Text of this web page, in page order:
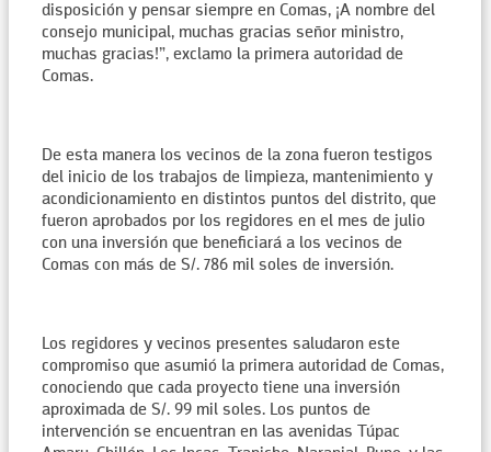
disposición y pensar siempre en Comas, ¡A nombre del
consejo municipal, muchas gracias señor ministro,
muchas gracias!”, exclamo la primera autoridad de
Comas.
De esta manera los vecinos de la zona fueron testigos
del inicio de los trabajos de limpieza, mantenimiento y
acondicionamiento en distintos puntos del distrito, que
fueron aprobados por los regidores en el mes de julio
con una inversión que beneficiará a los vecinos de
Comas con más de S/. 786 mil soles de inversión.
Los regidores y vecinos presentes saludaron este
compromiso que asumió la primera autoridad de Comas,
conociendo que cada proyecto tiene una inversión
aproximada de S/. 99 mil soles. Los puntos de
intervención se encuentran en las avenidas Túpac